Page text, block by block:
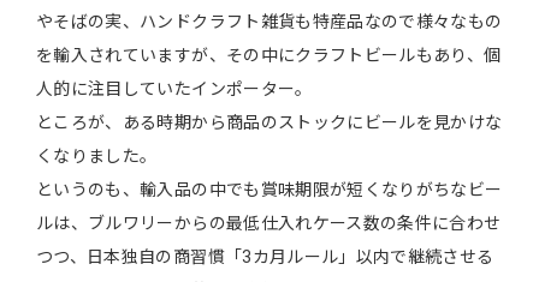
やそばの実、ハンドクラフト雑貨も特産品なので様々なもの
を輸入されていますが、その中にクラフトビールもあり、個
人的に注目していたインポーター。
ところが、ある時期から商品のストックにビールを見かけな
くなりました。
というのも、輸入品の中でも賞味期限が短くなりがちなビー
ルは、ブルワリーからの最低仕入れケース数の条件に合わせ
つつ、日本独自の商習慣「3カ月ルール」以内で継続させる